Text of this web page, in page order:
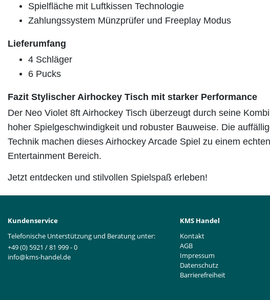
Spielfläche mit Luftkissen Technologie
Zahlungssystem Münzprüfer und Freeplay Modus
Lieferumfang
4 Schläger
6 Pucks
Fazit Stylischer Airhockey Tisch mit starker Performance
Der Neo Violet 8ft Airhockey Tisch überzeugt durch seine
hoher Spielgeschwindigkeit und robuster Bauweise. Die
Technik machen dieses Airhockey Arcade Spiel zu einem
Entertainment Bereich.
Jetzt entdecken und stilvollen Spielspaß erleben!
Kundenservice
Telefonische Unterstützung und Beratung unter:
+49 (0) 5921 / 81 999 - 0
info@kms-handel.de
KMS Handel
Kontakt
AGB
Impressum
Datenschutz
Barrierefreiheit